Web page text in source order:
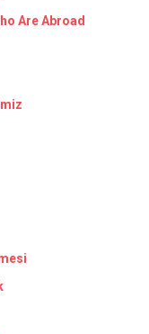
Are Abroad